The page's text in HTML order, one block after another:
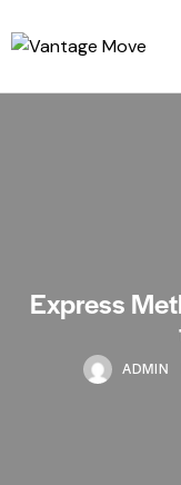
Express
ADMIN